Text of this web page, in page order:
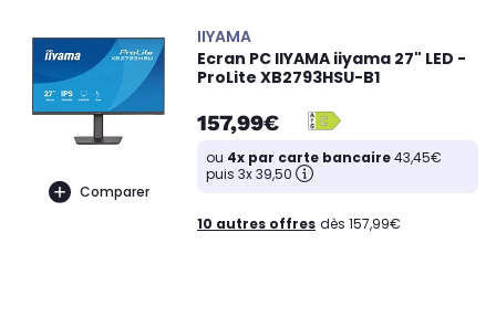
Comparer
IIYAMA
Ecran PC IIYAMA iiyama 27" LED -
ProLite XB2793HSU-B1
157,99€
ou 4x par carte bancaire43,45€
puis 3x 39,50
10 autres offres dès 157,99€